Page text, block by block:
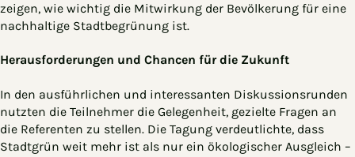
zeigen, wie wichtig die Mitwirkung der Bevölkerung für eine
nachhaltige Stadtbegrünung ist.
Herausforderungen und Chancen für die Zukunft
In den ausführlichen und interessanten Diskussionsrunden
nutzten die Teilnehmer die Gelegenheit, gezielte Fragen an
die Referenten zu stellen. Die Tagung verdeutlichte, dass
Stadtgrün weit mehr ist als nur ein ökologischer Ausgleich –